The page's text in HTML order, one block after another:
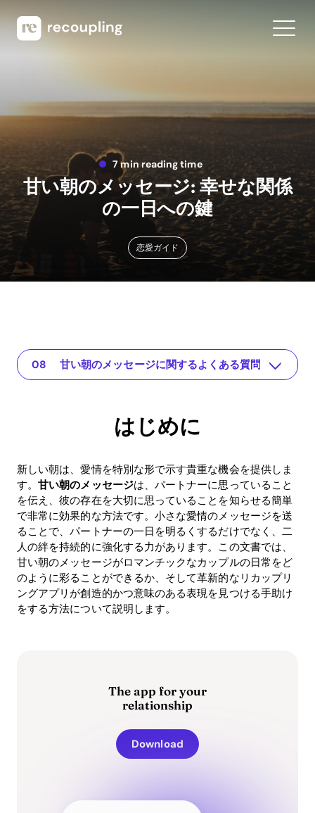
7 min reading time
甘い朝のメッセージ: 幸せな関係
の一日への鍵
恋愛ガイド
はじめに
The app for your relationship
甘い朝のメッセージの重要性
甘い朝のメッセージのインスピレーション例
価値を生む: メッセージのROI
日常に甘い朝のメッセージを取り入れるためのヒント
結論: 小さなジェスチャー、大きな効果
甘い朝のメッセージに関するよくある質問
はじめに
新しい朝は、愛情を特別な形で示す貴重な機会を提供しま
す。甘い朝のメッセージは、パートナーに思っていること
を伝え、彼の存在を大切に思っていることを知らせる簡単
で非常に効果的な方法です。小さな愛情のメッセージを送
ることで、パートナーの一日を明るくするだけでなく、二
人の絆を持続的に強化する力があります。この文書では、
甘い朝のメッセージがロマンチックなカップルの日常をど
のように彩ることができるか、そして革新的なリカップリ
ングアプリが創造的かつ意味のある表現を見つける手助け
をする方法について説明します。
The app for your
relationship
Download